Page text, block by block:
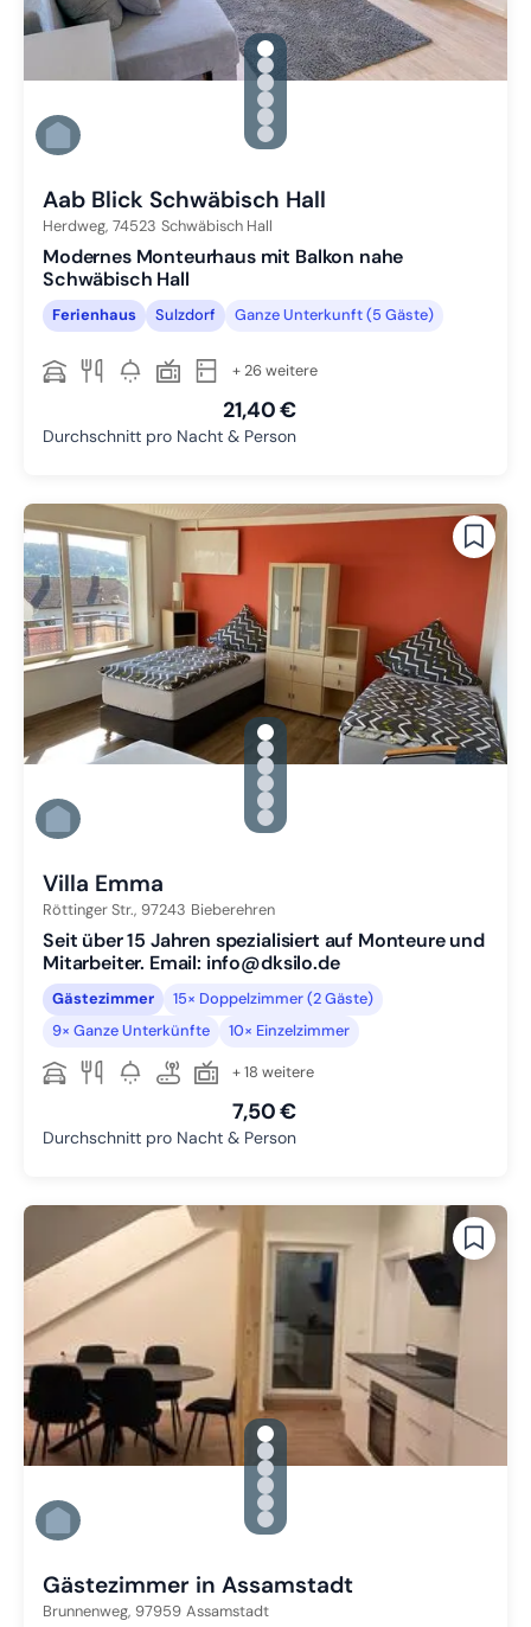
gallery.slide_selector
Zu Slide 1 wechseln
Zu Slide 2 wechseln
Zu Slide 3 wechseln
Zu Slide 4 wechseln
Zu Slide 5 wechseln
Zu Slide 6 wechseln
Aab Blick Schwäbisch Hall
Herdweg, 74523 Schwäbisch Hall
Modernes Monteurhaus mit Balkon nahe
Schwäbisch Hall
Ferienhaus Sulzdorf Ganze Unterkunft (5 Gäste)
+ 26 weitere
21,40 €
Durchschnitt pro Nacht & Person
gallery.slide_selector
Zu Slide 1 wechseln
Zu Slide 2 wechseln
Zu Slide 3 wechseln
Zu Slide 4 wechseln
Zu Slide 5 wechseln
Zu Slide 6 wechseln
Villa Emma
Röttinger Str., 97243 Bieberehren
Seit über 15 Jahren spezialisiert auf Monteure und
Mitarbeiter. Email: info@dksilo.de
Gästezimmer
15× Doppelzimmer (2 Gäste)
9× Ganze Unterkünfte
10× Einzelzimmer
+ 18 weitere
7,50 €
Durchschnitt pro Nacht & Person
gallery.slide_selector
Zu Slide 1 wechseln
Zu Slide 2 wechseln
Zu Slide 3 wechseln
Zu Slide 4 wechseln
Zu Slide 5 wechseln
Zu Slide 6 wechseln
Gästezimmer in Assamstadt
Brunnenweg, 97959 Assamstadt